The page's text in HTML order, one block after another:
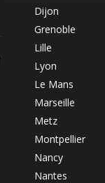
Dijon
Grenoble
Lille
Lyon
Le Mans
Marseille
Metz
Montpellier
Nancy
Nantes